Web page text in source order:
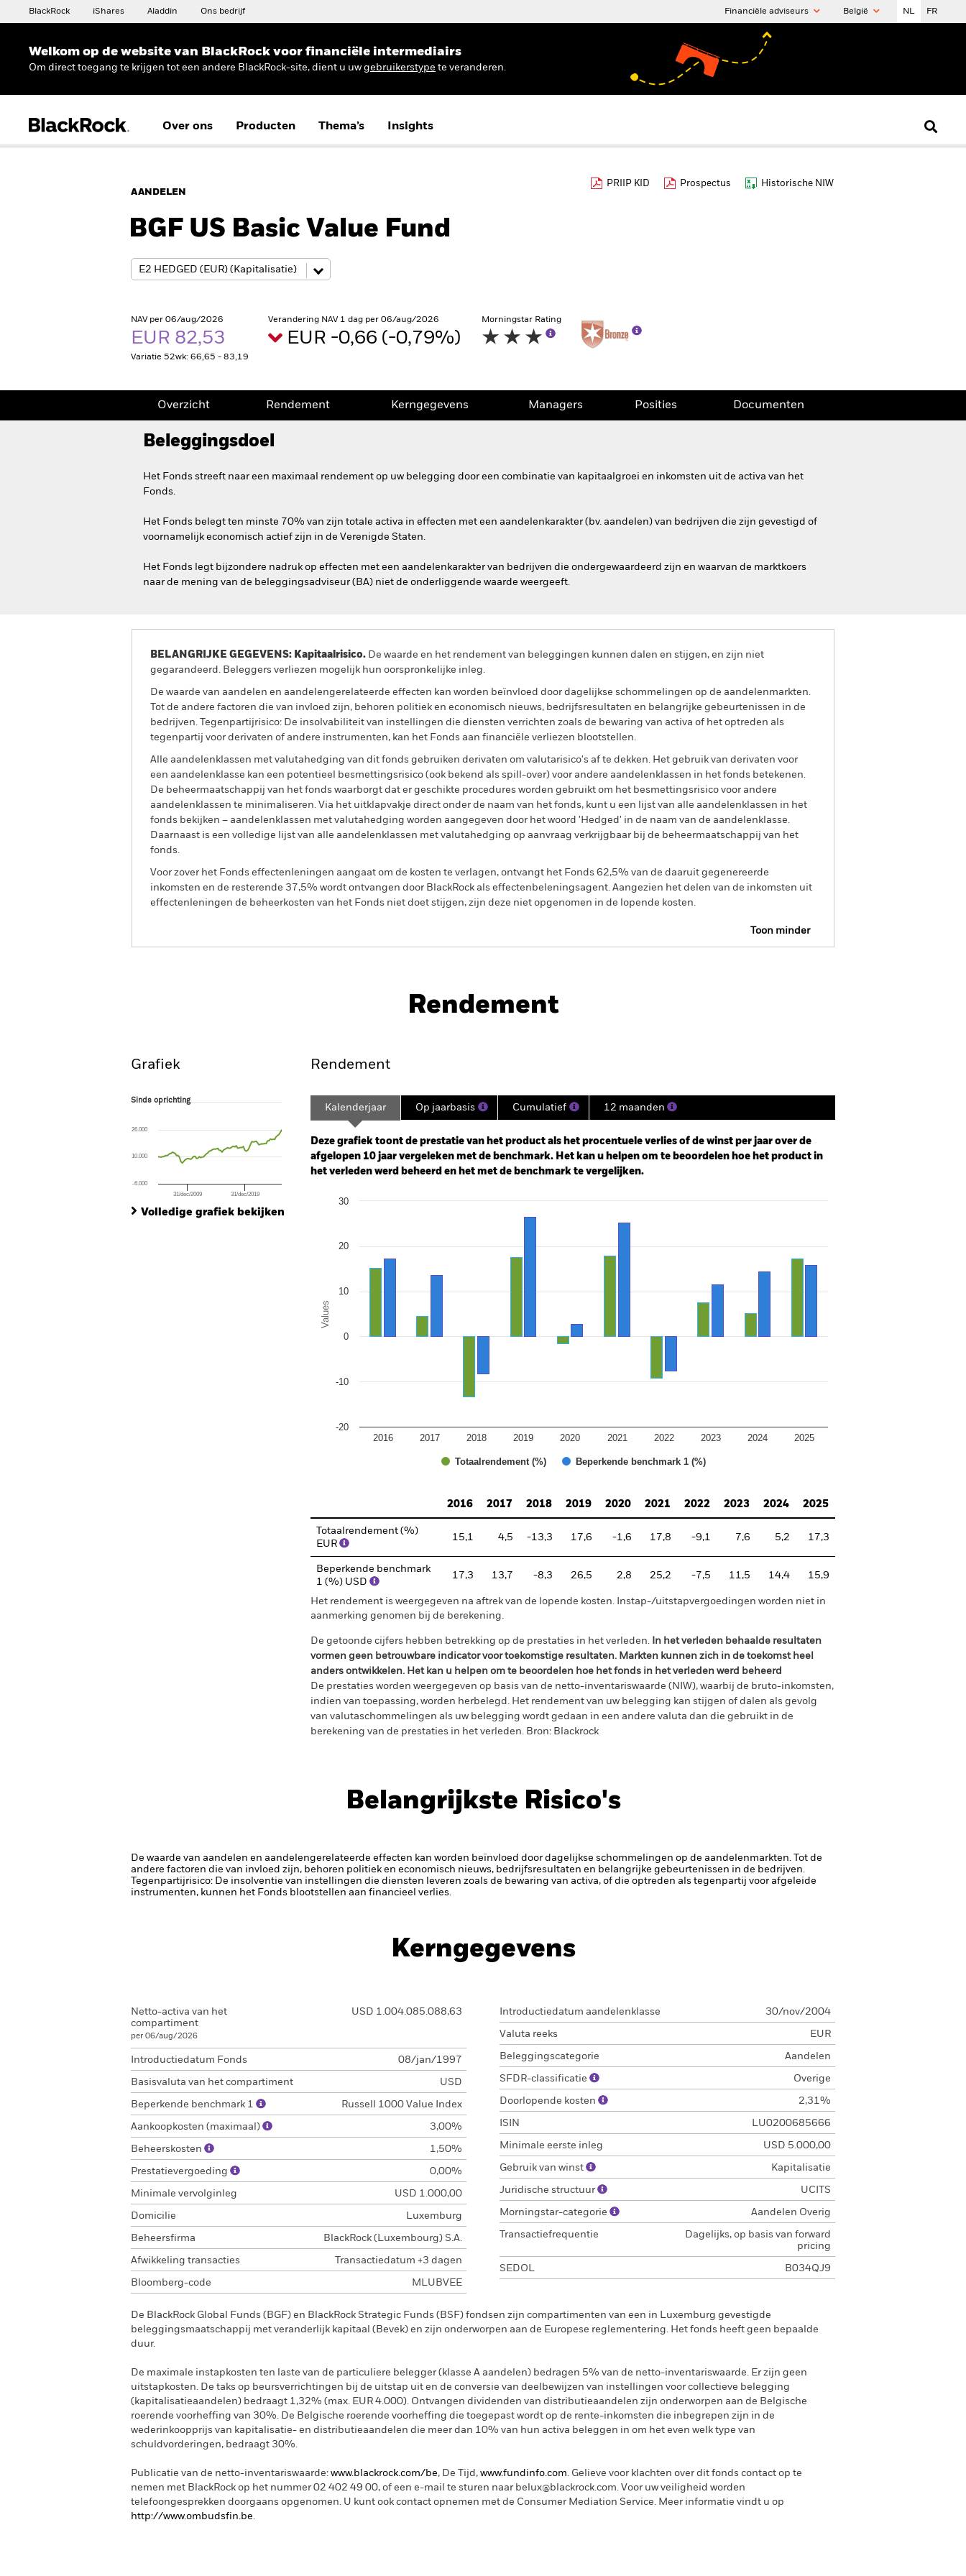
BlackRock iShares Aladdin Ons bedrijf Financiële adviseurs België NL FR
Welkom op de website van BlackRock voor financiële intermediairs
Om direct toegang te krijgen tot een andere BlackRock-site, dient u uw gebruikerstype te veranderen.
Over ons Producten Thema’s Insights
AANDELEN
PRIIP KID Prospectus Historische NIW
BGF US Basic Value Fund
NAV per 06/aug/2026
EUR 82,53
Variatie 52wk: 66,65 - 83,19
Verandering NAV 1 dag per 06/aug/2026
EUR -0,66 (-0,79%)
Morningstar Rating
Overzicht Rendement Kerngegevens Managers Posities Documenten
Beleggingsdoel
Het Fonds streeft naar een maximaal rendement op uw belegging door een combinatie van kapitaalgroei en inkomsten uit de activa van het
Fonds.
Het Fonds belegt ten minste 70% van zijn totale activa in effecten met een aandelenkarakter (bv. aandelen) van bedrijven die zijn gevestigd of
voornamelijk economisch actief zijn in de Verenigde Staten.
Het Fonds legt bijzondere nadruk op effecten met een aandelenkarakter van bedrijven die ondergewaardeerd zijn en waarvan de marktkoers
naar de mening van de beleggingsadviseur (BA) niet de onderliggende waarde weergeeft.
BELANGRIJKE GEGEVENS: Kapitaalrisico. De waarde en het rendement van beleggingen kunnen dalen en stijgen, en zijn niet
gegarandeerd. Beleggers verliezen mogelijk hun oorspronkelijke inleg.
De waarde van aandelen en aandelengerelateerde effecten kan worden beïnvloed door dagelijkse schommelingen op de aandelenmarkten.
Tot de andere factoren die van invloed zijn, behoren politiek en economisch nieuws, bedrijfsresultaten en belangrijke gebeurtenissen in de
bedrijven. Tegenpartijrisico: De insolvabiliteit van instellingen die diensten verrichten zoals de bewaring van activa of het optreden als
tegenpartij voor derivaten of andere instrumenten, kan het Fonds aan financiële verliezen blootstellen.
Alle aandelenklassen met valutahedging van dit fonds gebruiken derivaten om valutarisico's af te dekken. Het gebruik van derivaten voor
een aandelenklasse kan een potentieel besmettingsrisico (ook bekend als spill-over) voor andere aandelenklassen in het fonds betekenen.
De beheermaatschappij van het fonds waarborgt dat er geschikte procedures worden gebruikt om het besmettingsrisico voor andere
aandelenklassen te minimaliseren. Via het uitklapvakje direct onder de naam van het fonds, kunt u een lijst van alle aandelenklassen in het
fonds bekijken – aandelenklassen met valutahedging worden aangegeven door het woord 'Hedged' in de naam van de aandelenklasse.
Daarnaast is een volledige lijst van alle aandelenklassen met valutahedging op aanvraag verkrijgbaar bij de beheermaatschappij van het
fonds.
Voor zover het Fonds effectenleningen aangaat om de kosten te verlagen, ontvangt het Fonds 62,5% van de daaruit gegenereerde
inkomsten en de resterende 37,5% wordt ontvangen door BlackRock als effectenbeleningsagent. Aangezien het delen van de inkomsten uit
effectenleningen de beheerkosten van het Fonds niet doet stijgen, zijn deze niet opgenomen in de lopende kosten.
Toon minder
Kerngegevens Managers
Rendement
Grafiek
Sinds oprichting
The chart has 1 X axis displaying Time. Range: 2004-10-01 00:00:00 to 2026-07-31 00:00:00.
The chart has 1 Y axis displaying values. Range: -160 to 320.
Sinds oprichting
31/dec/2009 31/dec/2019
-6.000
10.000
26.000
Volledige grafiek bekijken
Rendement
Kalenderjaar Op jaarbasis Cumulatief 12 maanden
Deze grafiek toont de prestatie van het product als het procentuele verlies of de winst per jaar over de
afgelopen 10 jaar vergeleken met de benchmark. Het kan u helpen om te beoordelen hoe het product in
het verleden werd beheerd en het met de benchmark te vergelijken.
Bar chart with 2 data series.
Values
Totaalrendement (%) Beperkende benchmark 1 (%)
2016 2017 2018 2019 2020 2021 2022 2023 2024 2025
-20
-10
0
10
20
30
2016
2017 2018 2019 2020 2021 2022 2023 2024 2025
Totaalrendement (%)
EUR
15,1 4,5 -13,3 17,6 -1,6 17,8 -9,1 7,6 5,2 17,3
Beperkende benchmark
1 (%) USD
17,3 13,7 -8,3 26,5 2,8 25,2 -7,5 11,5 14,4 15,9
Het rendement is weergegeven na aftrek van de lopende kosten. Instap-/uitstapvergoedingen worden niet in
aanmerking genomen bij de berekening.
De getoonde cijfers hebben betrekking op de prestaties in het verleden. In het verleden behaalde resultaten
vormen geen betrouwbare indicator voor toekomstige resultaten. Markten kunnen zich in de toekomst heel
anders ontwikkelen. Het kan u helpen om te beoordelen hoe het fonds in het verleden werd beheerd
De prestaties worden weergegeven op basis van de netto-inventariswaarde (NIW), waarbij de bruto-inkomsten,
indien van toepassing, worden herbelegd. Het rendement van uw belegging kan stijgen of dalen als gevolg
van valutaschommelingen als uw belegging wordt gedaan in een andere valuta dan die gebruikt in de
berekening van de prestaties in het verleden. Bron: Blackrock
Belangrijkste Risico's
De waarde van aandelen en aandelengerelateerde effecten kan worden beïnvloed door dagelijkse schommelingen op de aandelenmarkten. Tot de
andere factoren die van invloed zijn, behoren politiek en economisch nieuws, bedrijfsresultaten en belangrijke gebeurtenissen in de bedrijven.
Tegenpartijrisico: De insolventie van instellingen die diensten leveren zoals de bewaring van activa, of die optreden als tegenpartij voor afgeleide
instrumenten, kunnen het Fonds blootstellen aan financieel verlies.
Kerngegevens
Netto-activa van het
compartiment
per 06/aug/2026
USD 1.004.085.088,63
Introductiedatum Fonds 08/jan/1997
Basisvaluta van het compartiment USD
Beperkende benchmark 1 Russell 1000 Value Index
Aankoopkosten (maximaal) 3,00%
Beheerskosten 1,50%
Prestatievergoeding 0,00%
Minimale vervolginleg USD 1.000,00
Domicilie Luxemburg
Beheersfirma BlackRock (Luxembourg) S.A.
Afwikkeling transacties Transactiedatum +3 dagen
Bloomberg-code MLUBVEE
Introductiedatum aandelenklasse 30/nov/2004
Valuta reeks EUR
Beleggingscategorie Aandelen
SFDR-classificatie Overige
Doorlopende kosten 2,31%
ISIN LU0200685666
Minimale eerste inleg USD 5.000,00
Gebruik van winst Kapitalisatie
Juridische structuur UCITS
Morningstar-categorie Aandelen Overig
Transactiefrequentie
Dagelijks, op basis van forward
pricing
SEDOL B034QJ9
De BlackRock Global Funds (BGF) en BlackRock Strategic Funds (BSF) fondsen zijn compartimenten van een in Luxemburg gevestigde
beleggingsmaatschappij met veranderlijk kapitaal (Bevek) en zijn onderworpen aan de Europese reglementering. Het fonds heeft geen bepaalde
duur.
De maximale instapkosten ten laste van de particuliere belegger (klasse A aandelen) bedragen 5% van de netto-inventariswaarde. Er zijn geen
uitstapkosten. De taks op beursverrichtingen bij de uitstap uit en de conversie van deelbewijzen van instellingen voor collectieve belegging
(kapitalisatieaandelen) bedraagt 1,32% (max. EUR 4.000). Ontvangen dividenden van distributieaandelen zijn onderworpen aan de Belgische
roerende voorheffing van 30%. De Belgische roerende voorheffing die toegepast wordt op de rente-inkomsten die inbegrepen zijn in de
wederinkoopprijs van kapitalisatie- en distributieaandelen die meer dan 10% van hun activa beleggen in om het even welk type van
schuldvorderingen, bedraagt 30%.
Publicatie van de netto-inventariswaarde: www.blackrock.com/be, De Tijd, www.fundinfo.com. Gelieve voor klachten over dit fonds contact op te
nemen met BlackRock op het nummer 02 402 49 00, of een e-mail te sturen naar belux@blackrock.com. Voor uw veiligheid worden
telefoongesprekken doorgaans opgenomen. U kunt ook contact opnemen met de Consumer Mediation Service. Meer informatie vindt u op
http://www.ombudsfin.be.